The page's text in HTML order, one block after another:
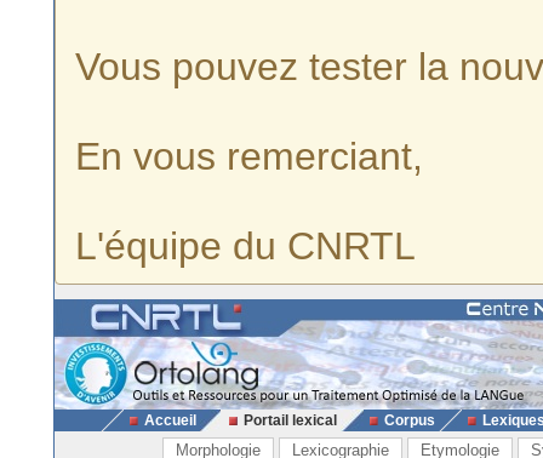
Vous pouvez tester la
En vous remerciant,
L'équipe du CNRTL
Accueil Portail lexical Corpus
Morphologie Lexicographie Etymologie